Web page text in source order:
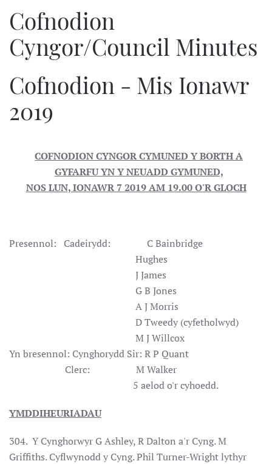
Cofnodion
Cyngor/Council Minutes
Cofnodion - Mis Ionawr
2019
COFNODION CYNGOR CYMUNED Y BORTH A
GYFARFU YN Y NEUADD GYMUNED,
NOS LUN, IONAWR 7 2019 AM 19.00 O'R GLOCH
Presennol: Cadeirydd: C Bainbridge
Hughes
J James
G B Jones
A J Morris
D Tweedy (cyfetholwyd)
M J Willcox
Yn bresennol: Cynghorydd Sir: R P Quant
Clerc: M Walker
5 aelod o'r cyhoedd.
YMDDIHEURIADAU
304. Y Cynghorwyr G Ashley, R Dalton a'r Cyng. M
Griffiths. Cyflwynodd y Cyng. Phil Turner-Wright lythyr